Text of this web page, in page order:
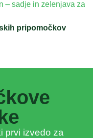
pripomočkov
prvi izvedo za